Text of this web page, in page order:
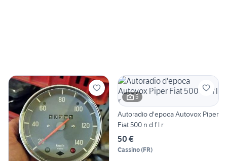
5
Autoradio d'epoca Autovox Piper
Fiat 500 n d f l r
50 €
Cassino(FR)